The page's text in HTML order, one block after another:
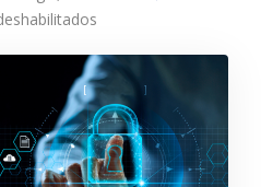
la digitalización